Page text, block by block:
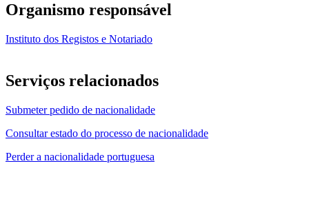
Organismo responsável
Instituto dos Registos e Notariado
Serviços relacionados
Submeter pedido de nacionalidade
Consultar estado do processo de nacionalidade
Perder a nacionalidade portuguesa